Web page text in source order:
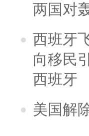
两国对
西班牙
向移民
西班牙
美国解